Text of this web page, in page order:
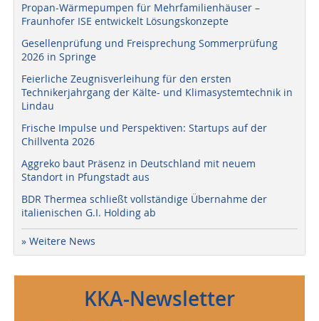
Propan-Wärmepumpen für Mehrfamilienhäuser –
Fraunhofer ISE entwickelt Lösungskonzepte
Gesellenprüfung und Freisprechung Sommerprüfung
2026 in Springe
Feierliche Zeugnisverleihung für den ersten
Technikerjahrgang der Kälte- und Klimasystemtechnik in
Lindau
Frische Impulse und Perspektiven: Startups auf der
Chillventa 2026
Aggreko baut Präsenz in Deutschland mit neuem
Standort in Pfungstadt aus
BDR Thermea schließt vollständige Übernahme der
italienischen G.I. Holding ab
» Weitere News
KKA-Newsletter